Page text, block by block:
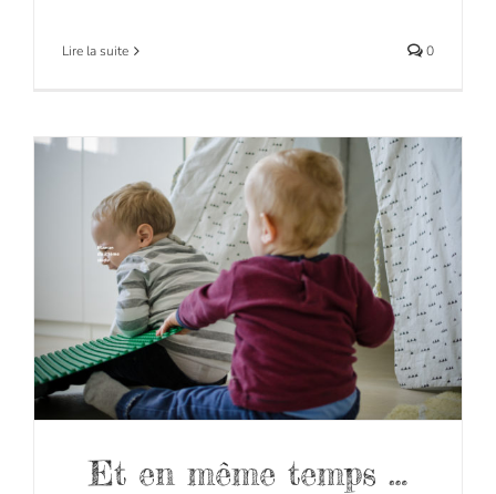
Lire la suite 0
Et en même temps …